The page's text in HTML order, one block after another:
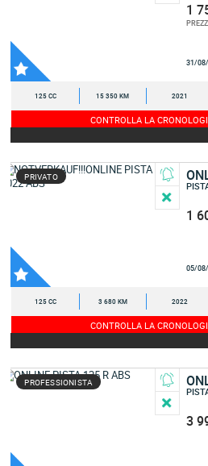
1
31/
125 CC 15 350 KM 2021
CONTROLLA LA
PRIVATO
1
05/
125 CC 3 680 KM 2022
CONTROLLA LA
PROFESSIONISTA
3